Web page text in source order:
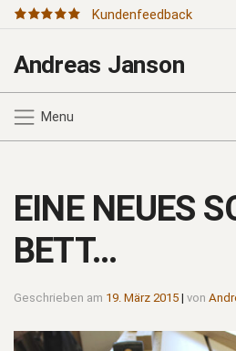
Kundenfeedback
Andreas Janson
Menu
EINE NEUES
BETT…
Geschrieben am 19. März 2015 | von